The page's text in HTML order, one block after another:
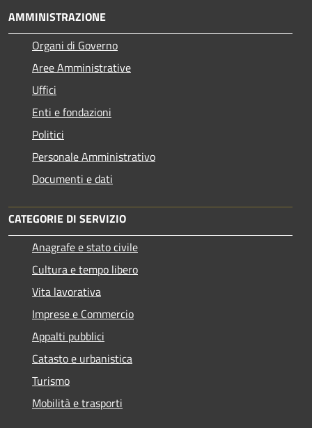
AMMINISTRAZIONE
Organi di Governo
Aree Amministrative
Uffici
Enti e fondazioni
Politici
Personale Amministrativo
Documenti e dati
CATEGORIE DI SERVIZIO
Anagrafe e stato civile
Cultura e tempo libero
Vita lavorativa
Imprese e Commercio
Appalti pubblici
Catasto e urbanistica
Turismo
Mobilità e trasporti